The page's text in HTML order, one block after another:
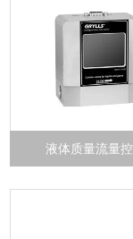
液体质量流量